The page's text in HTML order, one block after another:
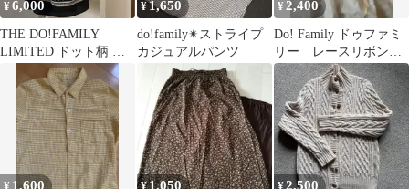
¥6,000
THE DO!FAMILY
LIMITED ドット柄 フ
レアスカート M
¥1,650
do!family✴︎ストライプ
カジュアルパンツ
¥ 2,400
Do! Family ドゥファミ
リー レースリボンキ
ャミソール
¥ 1,600 ¥1,050 ¥2,500